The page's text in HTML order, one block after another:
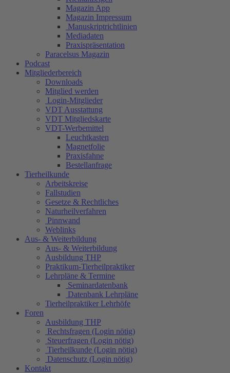
Magazin App
Magazin Impressum
Manuskriptrichtlinien
Mediadaten
Praxispräsentation
Paracelsus Magazin
Podcast
Mitgliederbereich
Downloads
Mitglied werden
Login-Mitglieder
VDT Ausstattung
VDT Mitgliedskarte
VDT-Werbemittel
Leuchtkasten
Magnetfolie
Praxisfahne
Bestellanfrage
Tierheilkunde
Arbeitskreise
Fallstudien
Gesetze & Rechtliches
Naturheilverfahren
Pinnwand
Weblinks
Aus- & Weiterbildung
Aus- & Weiterbildung
Ausbildung THP
Praktikum-Tierheilpraktiker
Lehrpläne & Termine
Seminardatenbank
Datenbank Lehrpläne
Tierheilpraktiker Lehrhöfe
Foren
Ausbildung THP
Rechtsfragen (Login nötig)
Steuerfragen (Login nötig)
Tierheilkunde (Login nötig)
Datenschutz (Login nötig)
Kontakt